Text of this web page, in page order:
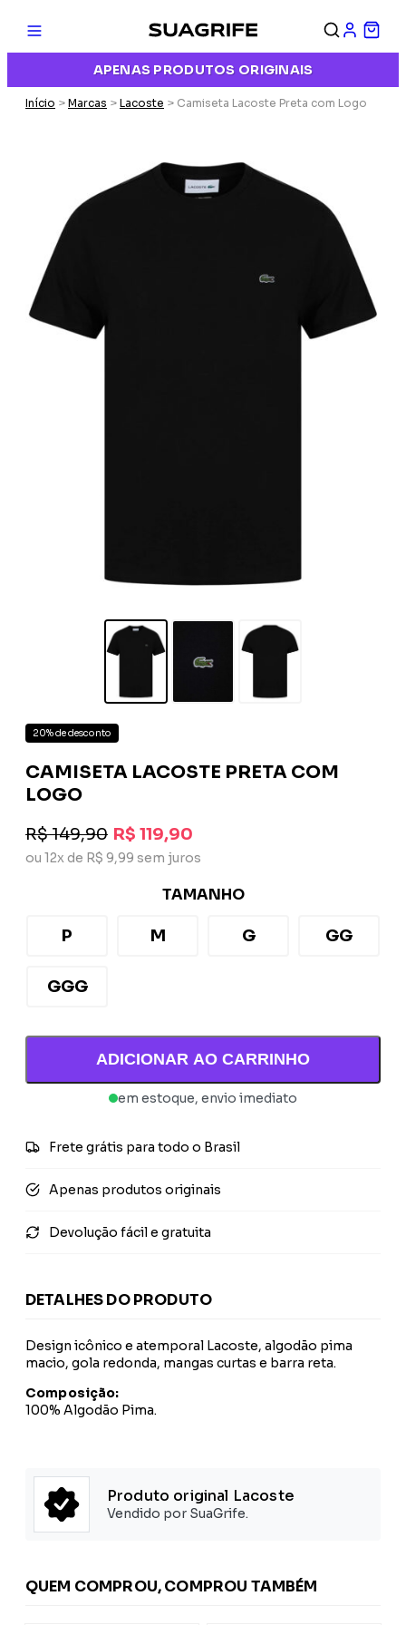
APENAS PRODUTOS ORIGINAIS
Início > Marcas > Lacoste > Camiseta Lacoste Preta com Logo
20% de desconto
CAMISETA LACOSTE PRETA COM
LOGO
R$ 149,90 R$ 119,90
ou 12x de R$ 9,99 sem juros
TAMANHO
P M G GG
GGG
ADICIONAR AO CARRINHO
em estoque, envio imediato
Frete grátis para todo o Brasil
Apenas produtos originais
Devolução fácil e gratuita
DETALHES DO PRODUTO
Design icônico e atemporal Lacoste, algodão pima
macio, gola redonda, mangas curtas e barra reta.
Composição:
100% Algodão Pima.
Produto original Lacoste
Vendido por SuaGrife.
QUEM COMPROU, COMPROU TAMBÉM